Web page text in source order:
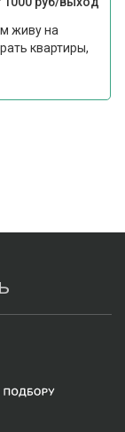
живу на
квартиры,